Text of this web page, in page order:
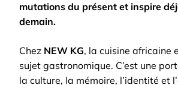
mutations du présent et inspire
demain.
Chez NEW KG, la cuisine africaine
sujet gastronomique. C’est une
la culture, la mémoire, l’identité et